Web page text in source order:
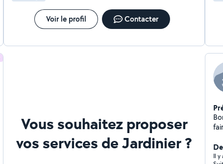
Voir le profil Contacter
Vous souhaitez proposer
vos services de Jardinier ?
Il y